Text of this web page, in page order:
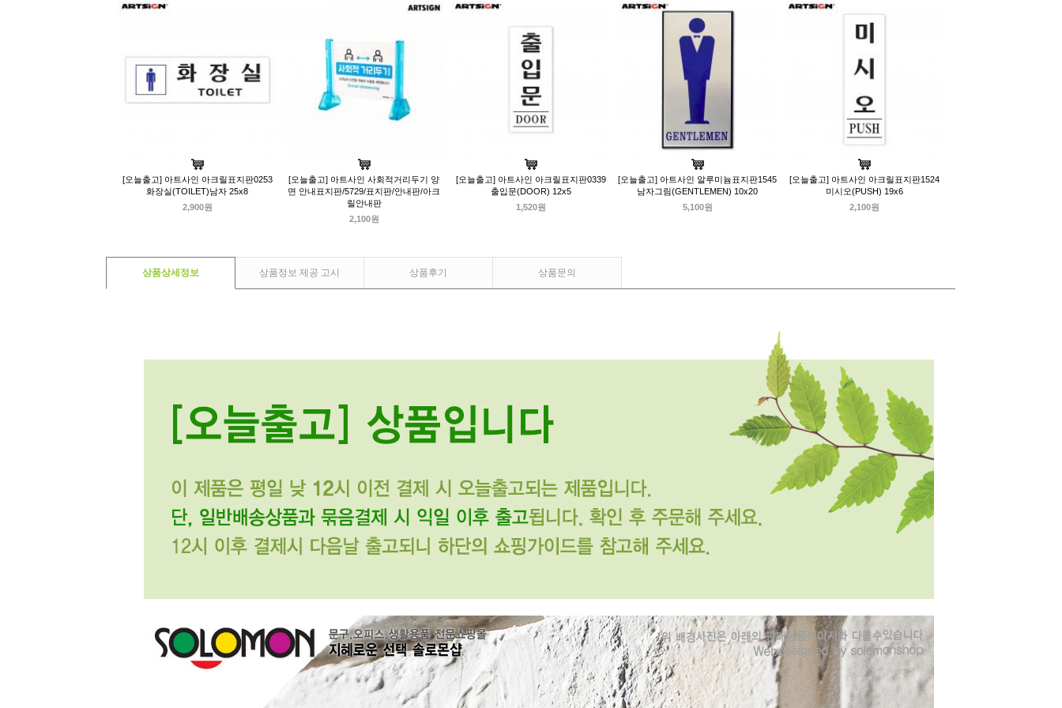
[오늘출고] 아트사인 아크릴표지판0253
화장실(TOILET)남자 25x8
2,900원
[오늘출고] 아트사인 사회적거리두기 양
면 안내표지판/5729/표지판/안내판/아크
릴안내판
2,100원
[오늘출고] 아트사인 아크릴표지판0339
출입문(DOOR) 12x5
1,520원
[오늘출고] 아트사인 알루미늄표지판1545
남자그림(GENTLEMEN) 10x20
5,100원
[오늘출고] 아트사인 아크릴표지판1524
미시오(PUSH) 19x6
2,100원
상품상세정보 상품정보 제공 고시 상품후기 상품문의